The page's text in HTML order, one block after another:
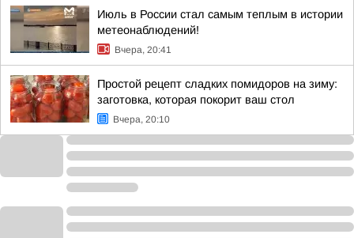
Июль в России стал самым теплым в истории
метеонаблюдений!
Вчера, 20:41
Простой рецепт сладких помидоров на зиму:
заготовка, которая покорит ваш стол
Вчера, 20:10